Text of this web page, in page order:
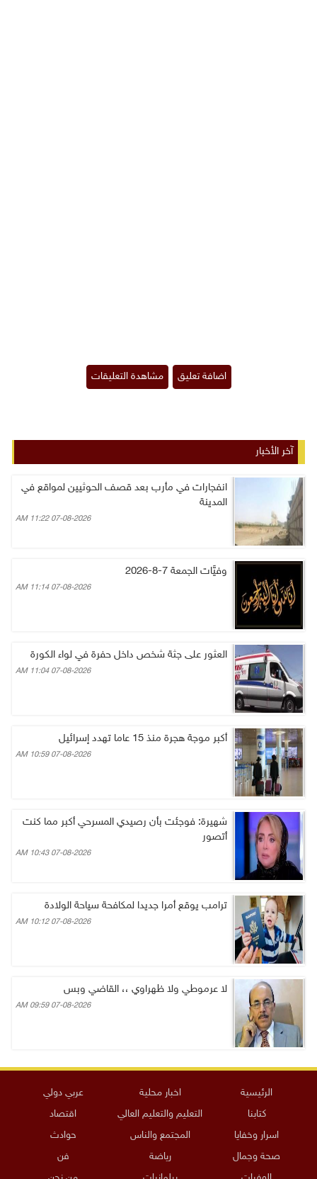
آخر الأخبار
انفجارات في مأرب بعد قصف الحوثيين لمواقع في
المدينة
07-08-2026 11:22 AM
وفيَّات الجمعة 7-8-2026
07-08-2026 11:14 AM
العثور على جثة شخص داخل حفرة في لواء الكورة
07-08-2026 11:04 AM
أكبر موجة هجرة منذ 15 عاما تهدد إسرائيل
07-08-2026 10:59 AM
شهيرة: فوجئت بأن رصيدي المسرحي أكبر مما كنت
أتصور
07-08-2026 10:43 AM
ترامب يوقع أمرا جديدا لمكافحة سياحة الولادة
07-08-2026 10:12 AM
لا عرموطي ولا ظهراوي ،، القاضي وبس
07-08-2026 09:59 AM
الرئيسية اخبار محلية
عربي دولي
كتابنا
التعليم والتعليم العالي
اقتصاد
اسرار وخفايا
المجتمع والناس
حوادث
صحة وجمال
رياضة
فن